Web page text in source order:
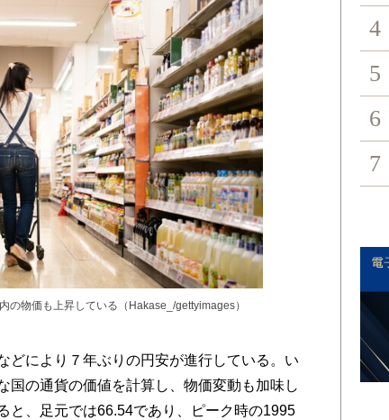
の物価も上昇している（Hakase_/gettyimages）
により７年ぶりの円安が進行している。い
国の通貨の価値を計算し、物価変動も加味し
と、足元では66.54であり、ピーク時の1995
4
5
6
7